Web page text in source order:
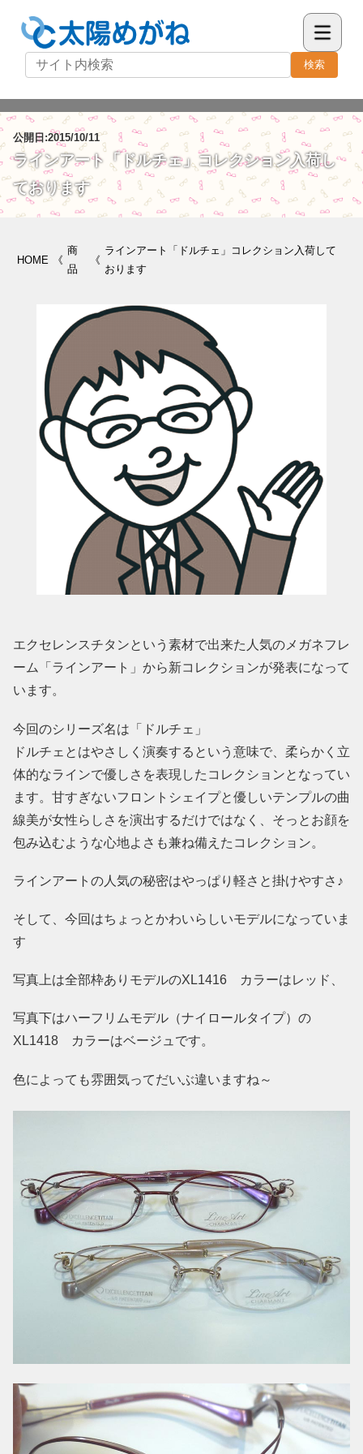
検索
公開日:2015/10/11
ラインアート「ドルチェ」コレクション入荷し
ております
HOME 《
商
品
《
ラインアート「ドルチェ」コレクション入荷して
おります
エクセレンスチタンという素材で出来た人気のメガネフレ
ーム「ラインアート」から新コレクションが発表になって
います。
今回のシリーズ名は「ドルチェ」
ドルチェとはやさしく演奏するという意味で、柔らかく立
体的なラインで優しさを表現したコレクションとなってい
ます。甘すぎないフロントシェイプと優しいテンプルの曲
線美が女性らしさを演出するだけではなく、そっとお顔を
包み込むような心地よさも兼ね備えたコレクション。
ラインアートの人気の秘密はやっぱり軽さと掛けやすさ♪
そして、今回はちょっとかわいらしいモデルになっていま
す
写真上は全部枠ありモデルのXL1416 カラーはレッド、
写真下はハーフリムモデル（ナイロールタイプ）の
XL1418 カラーはベージュです。
色によっても雰囲気ってだいぶ違いますね～